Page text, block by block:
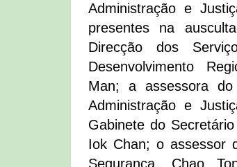
Administração e
presentes na
Direcção dos
Desenvolvimento
Man; a assessora
Administração e
Gabinete do
Iok Chan; o assessor
Segurança, Chao